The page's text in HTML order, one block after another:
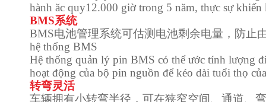
hành ăc quy12.000 giờ trong 5 năm, thực sự
BMS系统
BMS电池管理系统可估测电池剩余电量，防止
hệ thống BMS
Hệ thống quản lý pin BMS có thể ước tính lượng
hoạt động của bộ pin nguồn để kéo dài tuổi thọ
转弯灵活
车辆拥有小转弯半径，可在狭窄空间、通道、